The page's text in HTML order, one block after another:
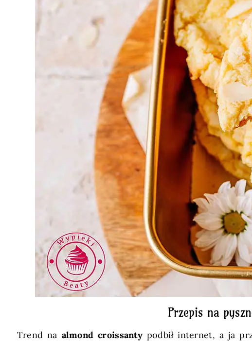
Przepis na
Trend na almond croissantypodbił internet, a ja